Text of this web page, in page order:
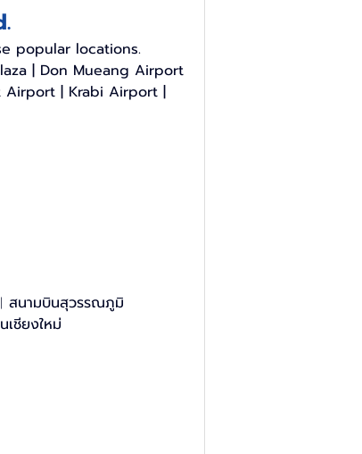
popular locations.
| Don Mueang Airport
Airport | Krabi Airport |
สนามบินสุวรรณภูมิ
ชียงใหม่